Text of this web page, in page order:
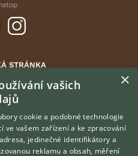
STRÁNKA
×
vašich
cookie a podobné technologie
ve vašem zařízení a ke zpracování
jedinečné identifikátory a
reklamu a obsah, měření